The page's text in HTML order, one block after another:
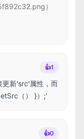
）
👍1
更新'src'属性，而
（） }）;'
👍0